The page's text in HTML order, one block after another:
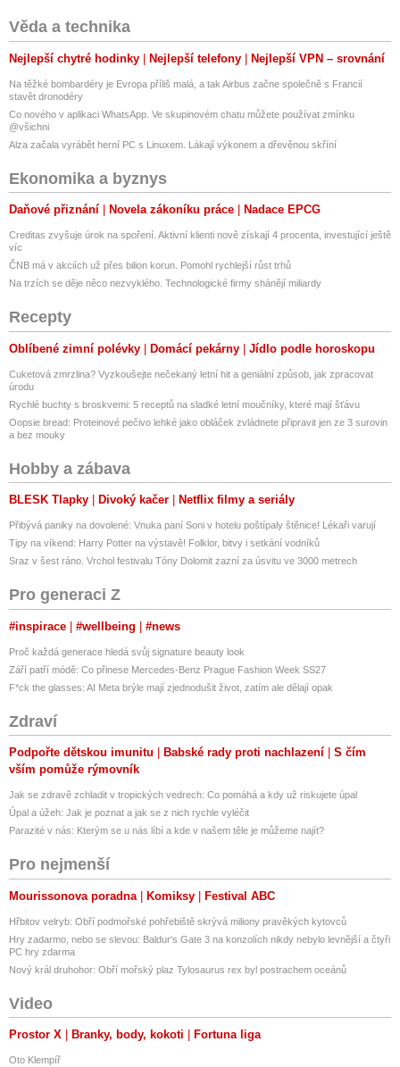
Věda a technika
Nejlepší chytré hodinky Nejlepší telefony Nejlepší VPN – srovnání
Na těžké bombardéry je Evropa příliš malá, a tak Airbus začne společně s Francií
stavět dronodéry
Co nového v aplikaci WhatsApp. Ve skupinovém chatu můžete používat zmínku
@všichni
Alza začala vyrábět herní PC s Linuxem. Lákají výkonem a dřevěnou skříní
Ekonomika a byznys
Daňové přiznání Novela zákoníku práce Nadace EPCG
Creditas zvyšuje úrok na spoření. Aktivní klienti nově získají 4 procenta, investující ještě
víc
ČNB má v akciích už přes bilion korun. Pomohl rychlejší růst trhů
Na trzích se děje něco nezvyklého. Technologické firmy shánějí miliardy
Recepty
Oblíbené zimní polévky Domácí pekárny Jídlo podle horoskopu
Cuketová zmrzlina? Vyzkoušejte nečekaný letní hit a geniální způsob, jak zpracovat
úrodu
Rychlé buchty s broskvemi: 5 receptů na sladké letní moučníky, které mají šťávu
Oopsie bread: Proteinové pečivo lehké jako obláček zvládnete připravit jen ze 3 surovin
a bez mouky
Hobby a zábava
BLESK Tlapky Divoký kačer Netflix filmy a seriály
Přibývá paniky na dovolené: Vnuka paní Soni v hotelu poštípaly štěnice! Lékaři varují
Tipy na víkend: Harry Potter na výstavě! Folklor, bitvy i setkání vodníků
Sraz v šest ráno. Vrchol festivalu Tóny Dolomit zazní za úsvitu ve 3000 metrech
Pro generaci Z
#inspirace #wellbeing #news
Proč každá generace hledá svůj signature beauty look
Září patří módě: Co přinese Mercedes-Benz Prague Fashion Week SS27
F*ck the glasses: AI Meta brýle mají zjednodušit život, zatím ale dělají opak
Zdraví
Podpořte dětskou imunitu Babské rady proti nachlazení
S čím
vším pomůže rýmovník
Jak se zdravě zchladit v tropických vedrech: Co pomáhá a kdy už riskujete úpal
Úpal a úžeh: Jak je poznat a jak se z nich rychle vyléčit
Parazité v nás: Kterým se u nás líbí a kde v našem těle je můžeme najít?
Pro nejmenší
Mourissonova poradna Komiksy Festival ABC
Hřbitov velryb: Obří podmořské pohřebiště skrývá miliony pravěkých kytovců
Hry zadarmo, nebo se slevou: Baldur's Gate 3 na konzolích nikdy nebylo levnější a čtyři
PC hry zdarma
Nový král druhohor: Obří mořský plaz Tylosaurus rex byl postrachem oceánů
Video
Prostor X Branky, body, kokoti Fortuna liga
Oto Klempíř